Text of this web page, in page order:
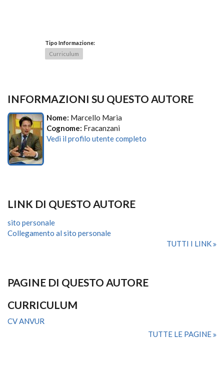
Tipo Informazione:
Curriculum
INFORMAZIONI SU QUESTO AUTORE
Nome: Marcello Maria
Cognome: Fracanzani
Vedi il profilo utente completo
LINK DI QUESTO AUTORE
sito personale
Collegamento al sito personale
TUTTI I LINK
PAGINE DI QUESTO AUTORE
CURRICULUM
CV ANVUR
TUTTE LE PAGINE